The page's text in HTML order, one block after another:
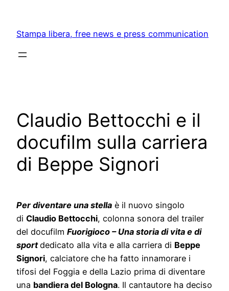
content
Stampa libera, free news e press communication
Claudio Bettocchi e il
docufilm sulla carriera
di Beppe Signori
Per diventare una stella è il nuovo singolo
di Claudio Bettocchi, colonna sonora del trailer
del docufilm Fuorigioco – Una storia di vita e di
sportdedicato alla vita e alla carriera di Beppe
Signori, calciatore che ha fatto innamorare i
tifosi del Foggia e della Lazio prima di diventare
una bandiera del Bologna. Il cantautore ha deciso